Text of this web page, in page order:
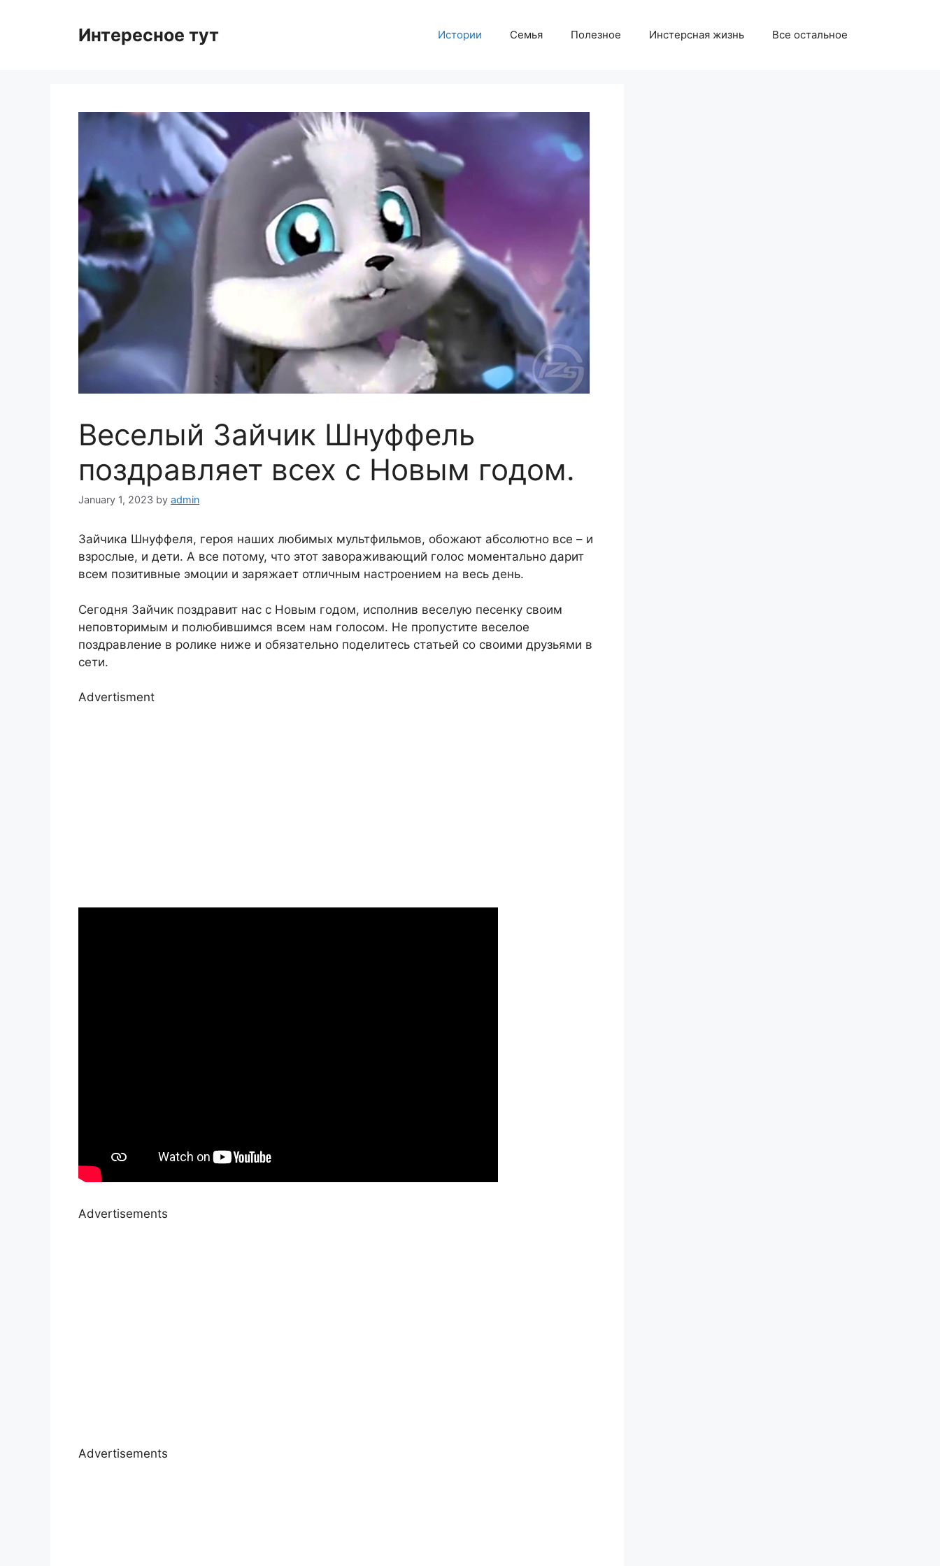
Интересное тут Истории Семья Полезное Инстерсная жизнь Все остальное
Веселый Зайчик Шнуффель
поздравляет всех с Новым годом.
January 1, 2023 by admin
Зайчика Шнуффеля, героя наших любимых мультфильмов, обожают абсолютно все – и
взрослые, и дети. А все потому, что этот завораживающий голос моментально дарит
всем позитивные эмоции и заряжает отличным настроением на весь день.
Сегодня Зайчик поздравит нас с Новым годом, исполнив веселую песенку своим
неповторимым и полюбившимся всем нам голосом. Не пропустите веселое
поздравление в ролике ниже и обязательно поделитесь статьей со своими друзьями в
сети.
Advertisment
Advertisements
Advertisements